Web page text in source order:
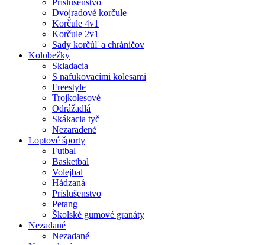
Príslušenstvo
Dvojradové korčule
Korčule 4v1
Korčule 2v1
Sady korčúľ a chráničov
Kolobežky
Skladacia
S nafukovacími kolesami
Freestyle
Trojkolesové
Odrážadlá
Skákacia tyč
Nezaradené
Loptové športy
Futbal
Basketbal
Volejbal
Hádzaná
Príslušenstvo
Petang
Školské gumové granáty
Nezadané
Nezadané